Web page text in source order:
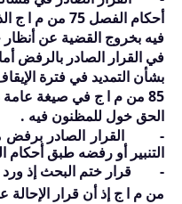
أحكام الفصل 75 من م ا ج
فيه بخروج القضية عن أنظار
في القرار الصادر بالرفض
بشأن التمديد في فترة
85 من م ا ج في صيغة عامة
الحق خول للمظنون فيه .
-
القرار الصادر
التنبير أو رفضه طبق أحكام
-
قرار ختم البحث إذ
من م ا ج إذ أن قرار الإحالة